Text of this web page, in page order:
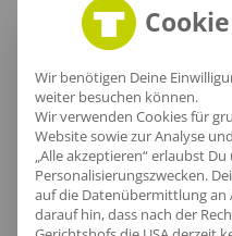
Der Nackenbereich
einen eleganten Look,
Sicherheit mit zwei
und einer zertifizierten
bis zu 25 Waschgänge
Polyester sorgt für ein
während die 3-
Anpassung ermöglicht.
Wir benötigen Deine
weiter besuchen können.
Wir verwenden Cookies für
Website sowie zur Analyse
„Alle akzeptieren“ erlaubst
Personalisierungszwecken.
auf die Datenübermittlung an
darauf hin, dass nach der